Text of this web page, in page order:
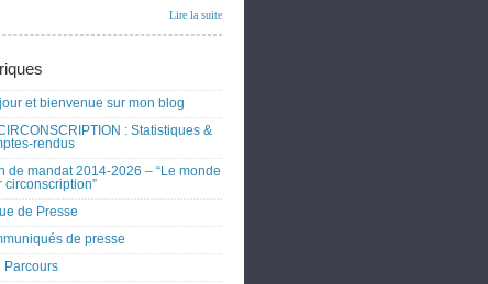
Lire la suite
et bienvenue sur mon blog
: Statistiques &
rendus
de mandat 2014-2026 – “Le monde
circonscription”
de Presse
de presse
Parcours